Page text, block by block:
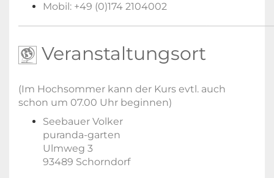
Mobil: +49 (0)174 2104002
Veranstaltungsort
(Im Hochsommer kann der Kurs evtl. auch
schon um 07.00 Uhr beginnen)
Seebauer Volker
puranda-garten
Ulmweg 3
93489 Schorndorf